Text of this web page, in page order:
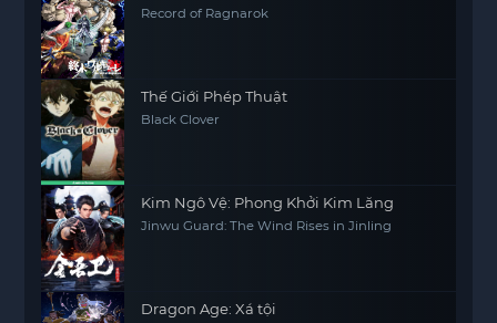
Record of Ragnarok
Thế Giới Phép Thuật
Black Clover
Kim Ngô Vệ: Phong Khởi Kim Lăng
Jinwu Guard: The Wind Rises in Jinling
Dragon Age: Xá tội